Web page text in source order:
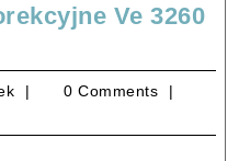
Ve 3260
modraszek
0 Comments